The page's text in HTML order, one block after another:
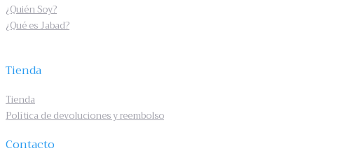
¿Quién Soy?
¿Qué es Jabad?
Tienda
Tienda
Política de devoluciones y reembolso
Contacto